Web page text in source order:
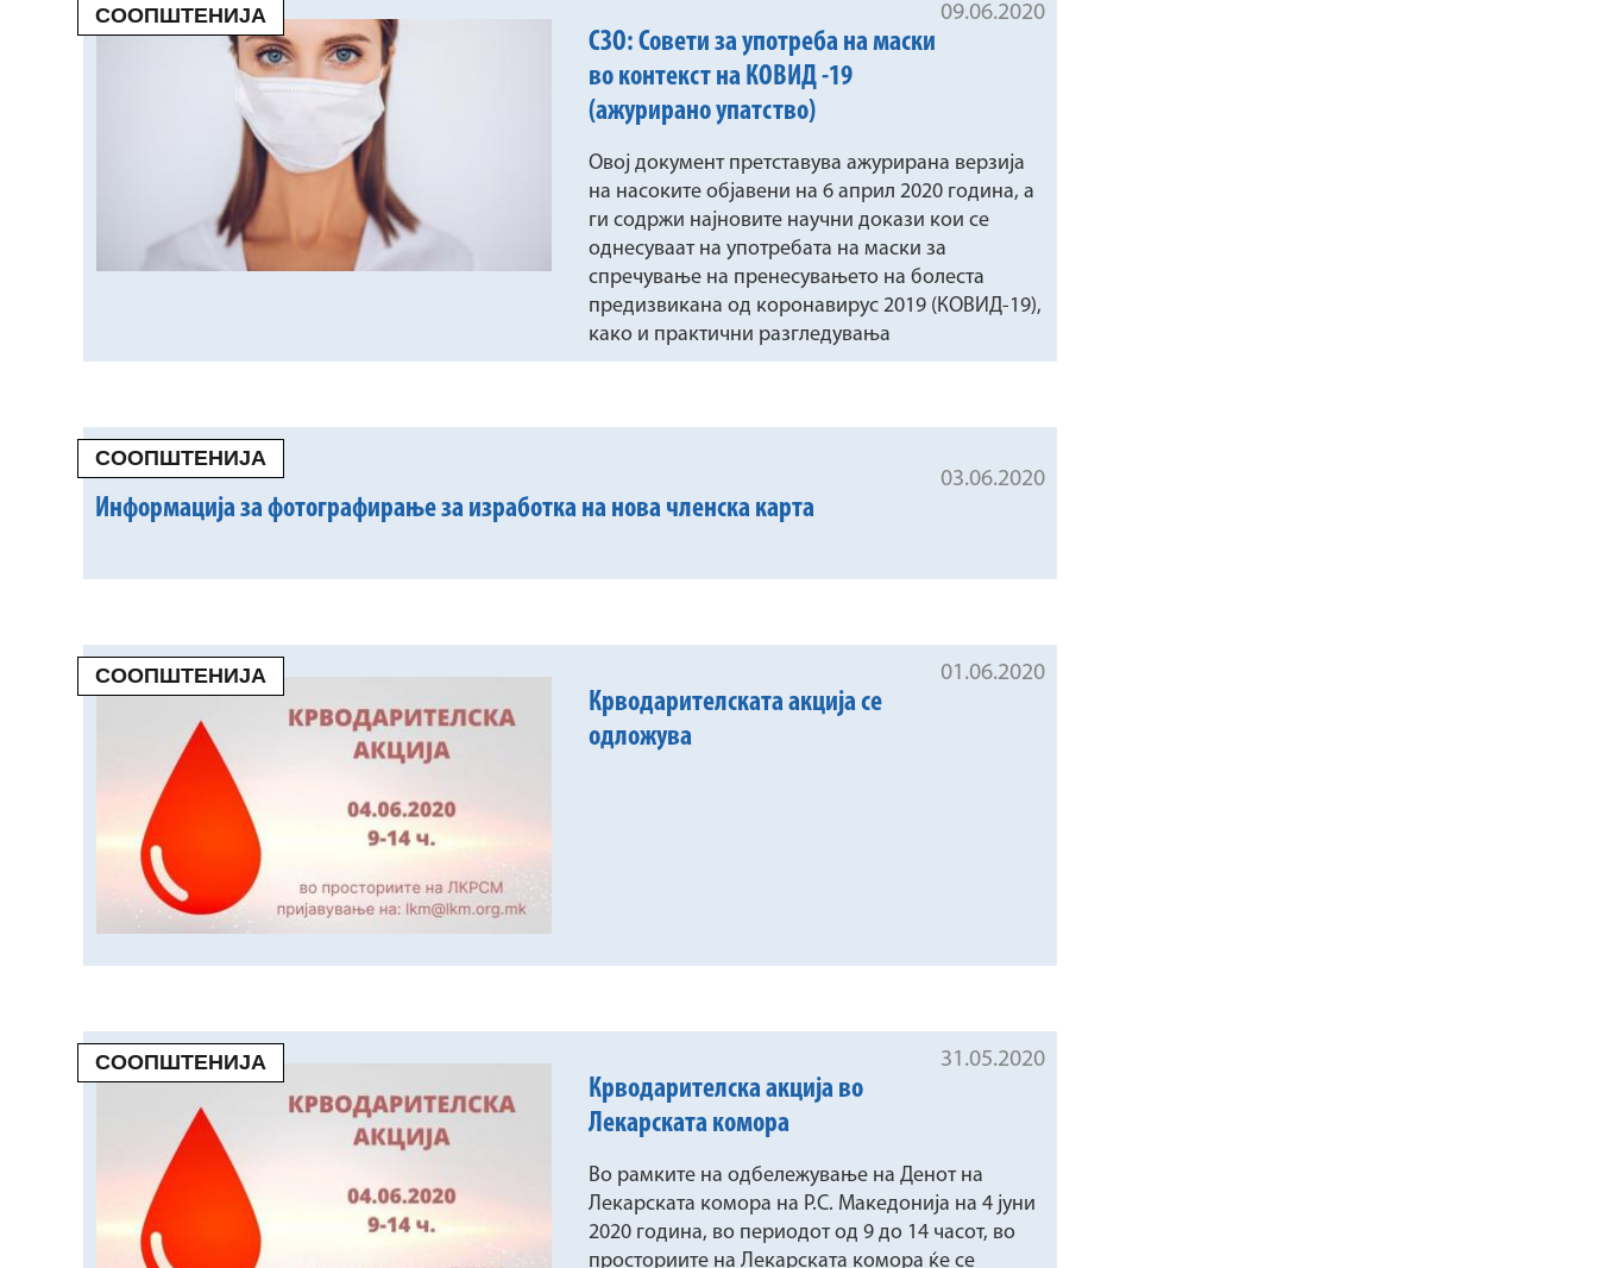
СООПШТЕНИЈА 09.06.2020
СЗО: Совети за употреба на маски
во контекст на КОВИД -19
(ажурирано упатство)
Овој документ претставува ажурирана верзија
на насоките објавени на 6 април 2020 година, а
ги содржи најновите научни докази кои се
однесуваат на употребата на маски за
спречување на пренесувањето на болеста
предизвикана од коронавирус 2019 (КОВИД-19),
како и практични разгледувања
СООПШТЕНИЈА
03.06.2020
Информација за фотографирање за изработка на нова членска карта
СООПШТЕНИЈА 01.06.2020
Крводарителската акција се
одложува
СООПШТЕНИЈА 31.05.2020
Крводарителска акција во
Лекарската комора
Во рамките на одбележување на Денот на
Лекарската комора на Р.С. Македонија на 4 јуни
2020 година, во периодот од 9 до 14 часот, во
просториите на Лекарската комора ќе се